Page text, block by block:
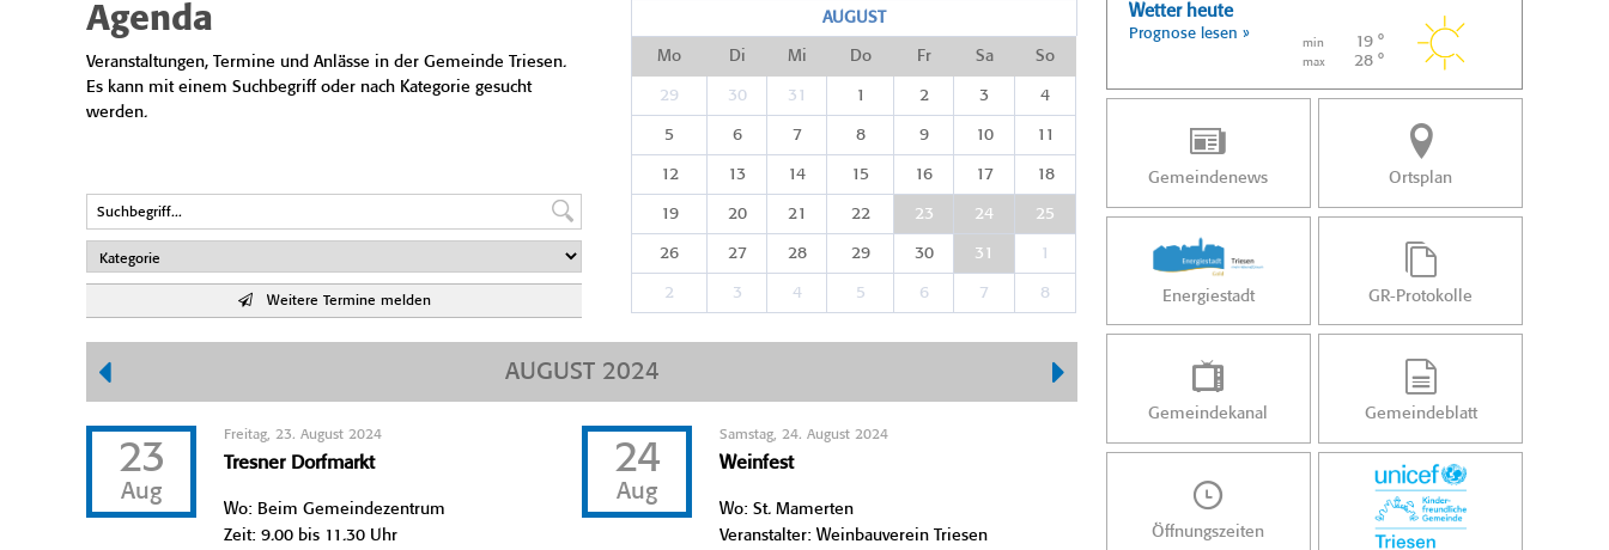
Agenda
Veranstaltungen, Termine und Anlässe in der Gemeinde Triesen.
Es kann mit einem Suchbegriff oder nach Kategorie gesucht
werden.
Weitere Termine melden
AUGUST
Mo Di Mi Do Fr Sa So
29 30 31 1 2 3 4
5 6 7 8 9 10 11
12 13 14 15 16 17 18
19 20 21 22 23 24 25
26 27 28 29 30 31 1
2 3 4 5 6 7 8
AUGUST 2024
23
Aug
Freitag, 23. August 2024
Tresner Dorfmarkt
Wo: Beim Gemeindezentrum
Zeit: 9.00 bis 11.30 Uhr
24
Aug
Samstag, 24. August 2024
Weinfest
Wo: St. Mamerten
Veranstalter: Weinbauverein Triesen
Wetter heute
Prognose lesen »
min 19 °
max 28 °
Gemeindenews Ortsplan
Energiestadt GR-Protokolle
Gemeindekanal Gemeindeblatt
Öffnungszeiten